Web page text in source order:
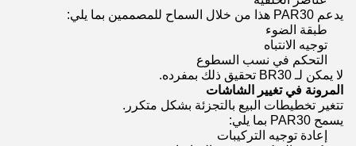
يدعم PAR30 هذا من خلال السماح للمصممين بما يلي:
طبقة الضوء
توجيه الانتباه
التحكم في نسب السطوع
لا يمكن لـ BR30 تحقيق ذلك بمفرده.
المرونة في تغيير الشاشات
تتغير تخطيطات البيع بالتجزئة بشكل متكرر.
يسمح PAR30 بما يلي:
إعادة توجيه التركيبات